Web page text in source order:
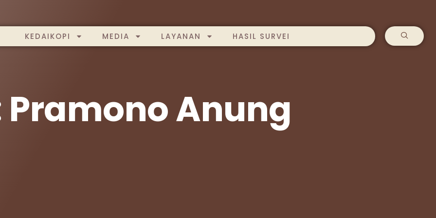
KEDAIKOPI MEDIA LAYANAN HASIL SURVEI
Pramono Anung